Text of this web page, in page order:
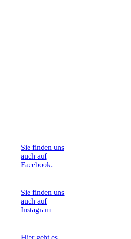
Sie finden uns
auch auf
Facebook:
Sie finden uns
auch auf
Instagram
Hier geht es